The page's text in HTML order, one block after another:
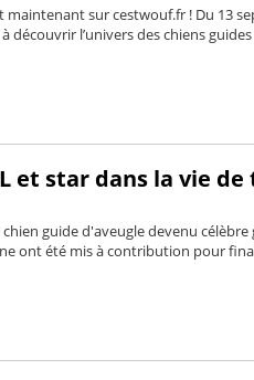
maintenant sur cestwouf.fr ! Du 13
découvrir l’univers des chiens
et star dans la vie de
guide d'aveugle devenu célèbre
ont été mis à contribution pour